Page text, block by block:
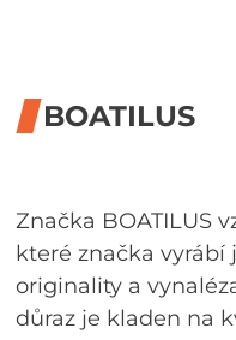
BOATILUS
Značka BOATILUS
které značka vyrábí
originality a
důraz je kladen na